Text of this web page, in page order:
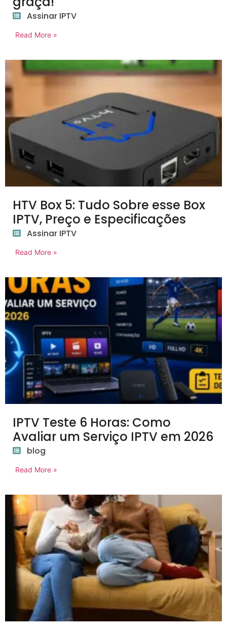
Assinar IPTV
Read More »
HTV Box 5: Tudo Sobre esse Box
IPTV, Preço e Especificações
Assinar IPTV
Read More »
IPTV Teste 6 Horas: Como
Avaliar um Serviço IPTV em 2026
blog
Read More »